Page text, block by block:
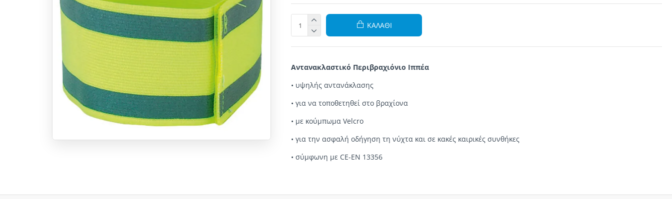
ΚΑΛΆΘΙ
Αντανακλαστικό Περιβραχιόνιο Ιππέα
• υψηλής αντανάκλασης
• για να τοποθετηθεί στο βραχίονα
• με κούμπωμα Velcro
• για την ασφαλή οδήγηση τη νύχτα και σε κακές καιρικές συνθήκες
• σύμφωνη με CE-EN 13356